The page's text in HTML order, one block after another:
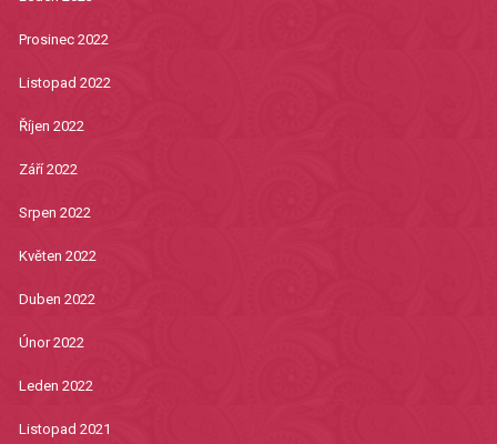
Prosinec 2022
Listopad 2022
Říjen 2022
Září 2022
Srpen 2022
Květen 2022
Duben 2022
Únor 2022
Leden 2022
Listopad 2021